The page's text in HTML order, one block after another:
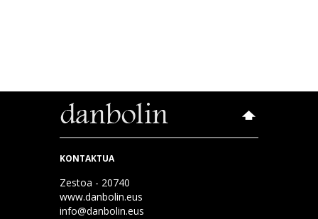
KONTAKTUA
Zestoa - 20740
www.danbolin.eus
info@danbolin.eus